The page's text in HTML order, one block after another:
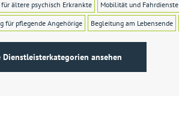
ältere psychisch Erkrankte Mobilität und Fahrdienste
für pflegende Angehörige Begleitung am Lebensende
Dienstleisterkategorien ansehen